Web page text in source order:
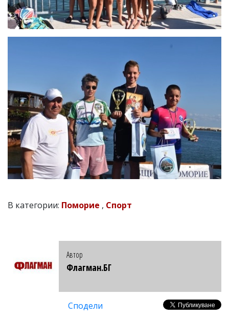
В категории: Поморие , Спорт
Автор
Флагман.БГ
Сподели